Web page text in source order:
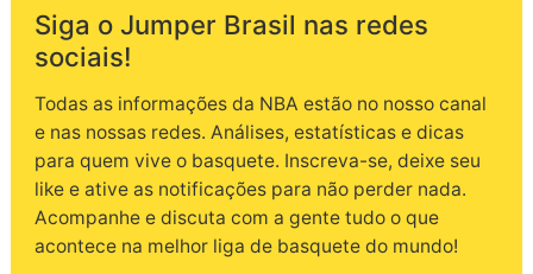
Siga o Jumper Brasil nas redes
sociais!
Todas as informações da NBA estão no nosso canal
e nas nossas redes. Análises, estatísticas e dicas
para quem vive o basquete. Inscreva-se, deixe seu
like e ative as notificações para não perder nada.
Acompanhe e discuta com a gente tudo o que
acontece na melhor liga de basquete do mundo!